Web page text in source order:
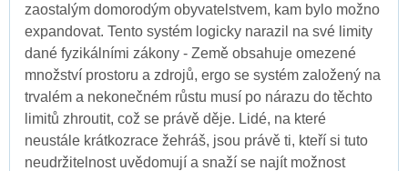
zaostalým domorodým obyvatelstvem, kam bylo možno
expandovat. Tento systém logicky narazil na své limity
dané fyzikálními zákony - Země obsahuje omezené
množství prostoru a zdrojů, ergo se systém založený na
trvalém a nekonečném růstu musí po nárazu do těchto
limitů zhroutit, což se právě děje. Lidé, na které
neustále krátkozrace žehráš, jsou právě ti, kteří si tuto
neudržitelnost uvědomují a snaží se najít možnost